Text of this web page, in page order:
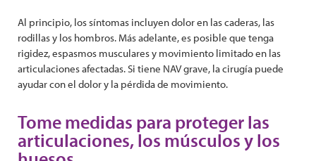
Al principio, los síntomas incluyen dolor en las caderas, las
rodillas y los hombros. Más adelante, es posible que tenga
rigidez, espasmos musculares y movimiento limitado en las
articulaciones afectadas. Si tiene NAV grave, la cirugía puede
ayudar con el dolor y la pérdida de movimiento.
Tome medidas para proteger las
articulaciones, los músculos y los